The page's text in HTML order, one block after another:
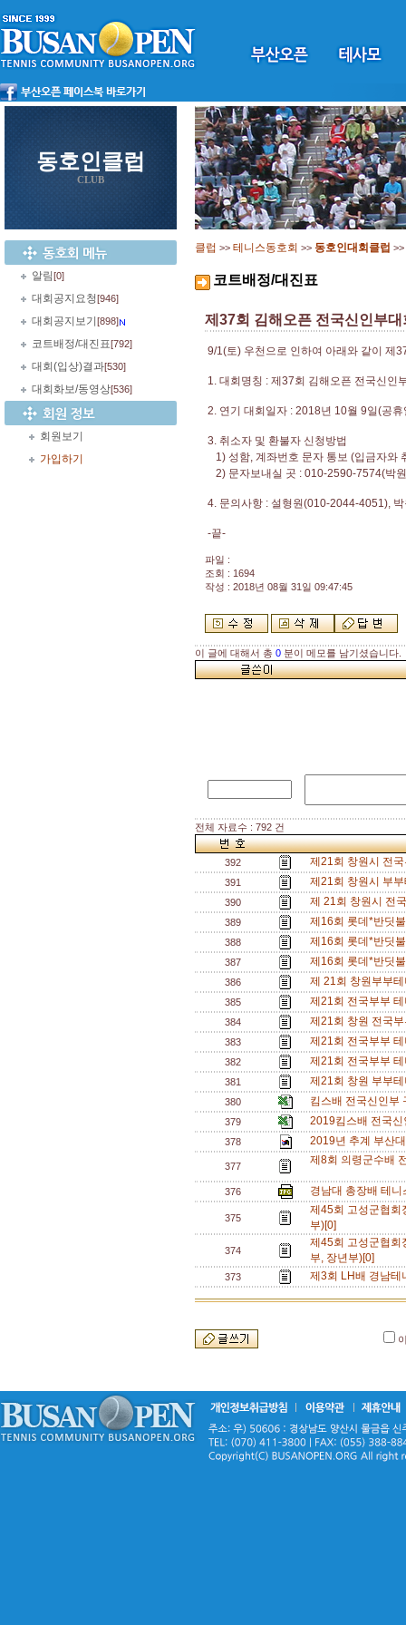
동호인클럽
CLUB
알림[0]
대회공지요청[946]
대회공지보기 [898]
코트배정/대진표[792]
대회(입상)결과[530]
대회화보/동영상[536]
회원보기
가입하기
클럽 >> 테니스동호회 >> 동호인대회클럽 >>
코트배정/대진표
제37회 김해오픈 전국신인부
9/1(토) 우천으로 인하여 아래와 같이 제
1. 대회명칭 : 제37회 김해오픈 전국신인
2. 연기 대회일자 : 2018년 10월 9일(공휴
3. 취소자 및 환불자 신청방법
1) 성함, 계좌번호 문자 통보 (입금자와
2) 문자보내실 곳 : 010-2590-7574(박
4. 문의사항 : 설형원(010-2044-4051),
-끝-
파일 :
조회 : 1694
작성 : 2018년 08월 31일 09:47:45
이 글에 대해서 총 0 분이 메모를 남기셨습니다.
전체 자료수 : 792 건
392 제21회 창원시 전
391 제21회 창원시 부
390 제 21회 창원시 전
389 제16회 롯데*반딧
388 제16회 롯데*반딧
387 제16회 롯데*반딧
386 제 21회 창원부부
385 제21회 전국부부
384 제21회 창원 전국
383 제21회 전국부부
382 제21회 전국부부
381 제21회 창원 부부
380 킴스배 전국신인
379 2019킴스배 전국
378 2019년 추계 부산
377 제8회 의령군수배
376 경남대 총장배 테
375
제45회 고성군협회
부)[0]
374
제45회 고성군협회
부, 장년부)[0]
373 제3회 LH배 경남